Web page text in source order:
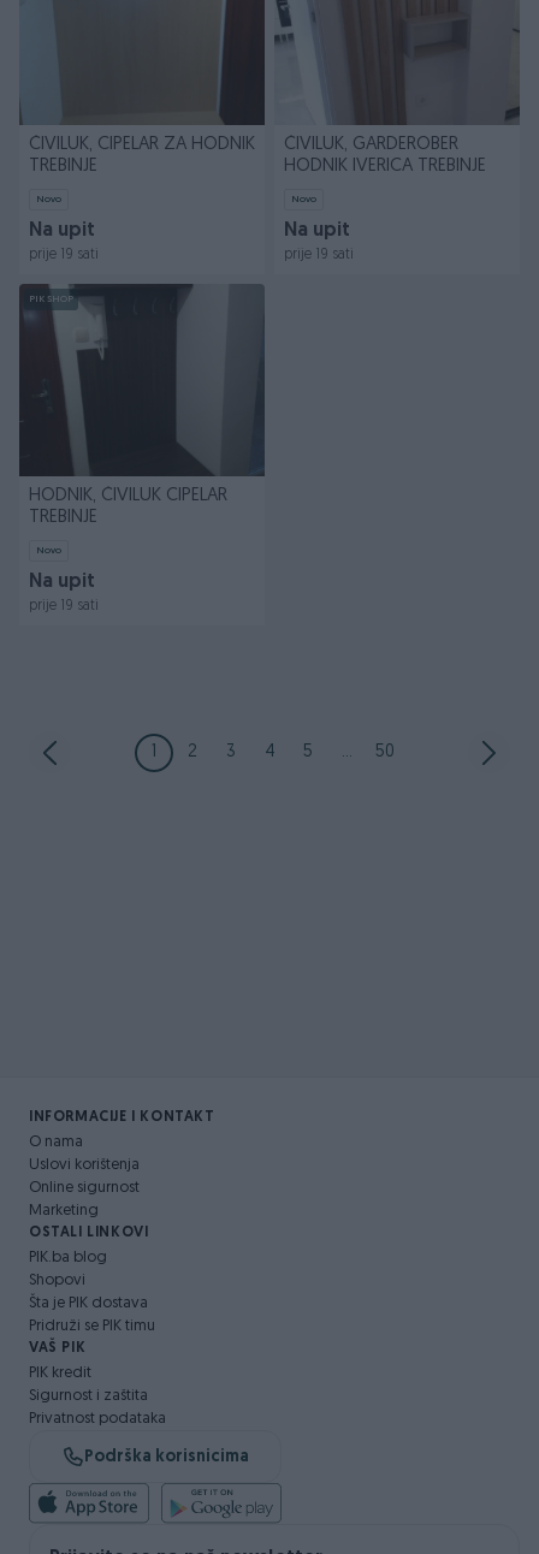
ČIVILUK, CIPELAR ZA HODNIK
TREBINJE
Novo
Na upit
prije 19 sati
ČIVILUK, GARDEROBER
HODNIK IVERICA TREBINJE
Novo
Na upit
prije 19 sati
PIK SHOP
HODNIK, ČIVILUK CIPELAR
TREBINJE
Novo
Na upit
prije 19 sati
1 2 3 4 5 ... 50
INFORMACIJE I KONTAKT
O nama
Uslovi korištenja
Online sigurnost
Marketing
OSTALI LINKOVI
PIK.ba blog
Shopovi
Šta je PIK dostava
Pridruži se PIK timu
VAŠ PIK
PIK kredit
Sigurnost i zaštita
Privatnost podataka
Podrška korisnicima